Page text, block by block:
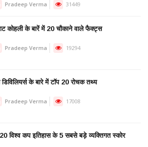
Pradeep Verma 31449
कोहली के बारें में 20 चौकाने वाले फैक्ट्स
Pradeep Verma 19294
डिविलियर्स के बारे में टॉप 20 रोचक तथ्य
Pradeep Verma 17008
विश्व कप इतिहास के 5 सबसे बड़े व्यक्तिगत स्कोर